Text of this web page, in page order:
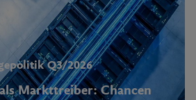
Q3/2026
Markttreiber: Chancen